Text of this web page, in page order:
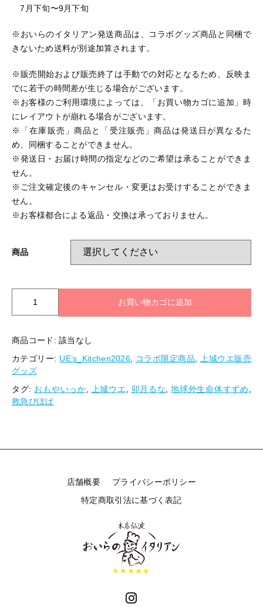
7月下旬〜9月下旬
※おいらのイタリアン発送商品は、コラボグッズ商品と同梱で
きないため送料が別途加算されます。
※販売開始および販売終了は手動での対応となるため、反映ま
でに若干の時間差が生じる場合がございます。
※お客様のご利用環境によっては、「お買い物カゴに追加」時
にレイアウトが崩れる場合がございます。
※「在庫販売」商品と「受注販売」商品は発送日が異なるた
め、同梱することができません。
※発送日・お届け時間の指定などのご希望は承ることができま
せん。
※ご注文確定後のキャンセル・変更はお受けすることができま
せん。
※お客様都合による返品・交換は承っておりません。
商品
【UE’s_Kitchen2026】
ボ
ベ
ル
調
味
味
お買い物カゴに追加
商品コード:該当なし
カテゴリー: UE’s_Kitchen2026, コラボ限定商品,上城ウエ販売
グッズ
タグ: おもやいっか, 上城ウエ, 卯月るな,地球外生命体すずめ,
救急ぴぽぱ
店舗概要
プライバシーポリシー
特定商取引法に基づく表記